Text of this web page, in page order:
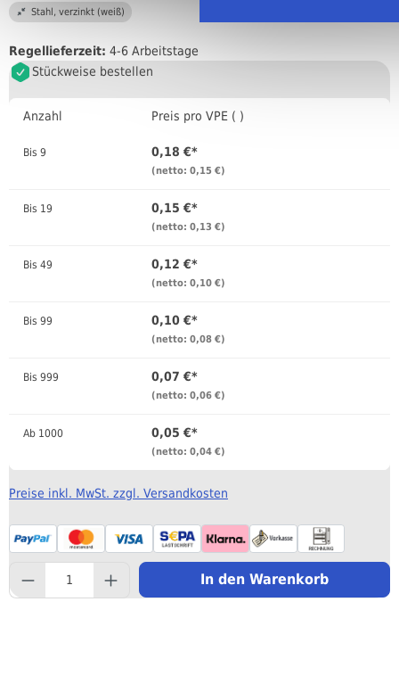
Stahl, verzinkt (weiß)
Regellieferzeit: 4-6 Arbeitstage
Stückweise bestellen
Anzahl Preis pro VPE ( )
Bis 9 0,18 €*
(netto: 0,15 €)
Bis 19 0,15 €*
(netto: 0,13 €)
Bis 49 0,12 €*
(netto: 0,10 €)
Bis 99 0,10 €*
(netto: 0,08 €)
Bis 999 0,07 €*
(netto: 0,06 €)
Ab 1000 0,05 €*
(netto: 0,04 €)
Preise inkl. MwSt. zzgl. Versandkosten
In den Warenkorb